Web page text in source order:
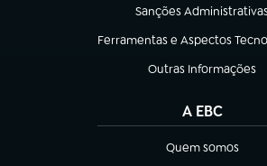
Sanções
(abre em nova aba)
Ferramentas e Aspectos
(abre em nova aba)
Outras Informações
(abre em nova aba)
A EBC
Quem somos
(abre em nova aba)